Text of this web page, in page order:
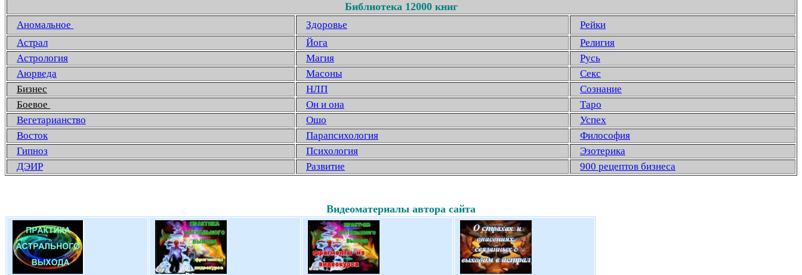
Библиотека 12000 книг
Аномальное Здоровье
Рейки
Астрал
Йога
Религия
Астрология
Магия
Русь
Аюрведа
Масоны
Секс
Бизнес
НЛП
Сознание
Боевое
Он и она
Таро
Вегетарианство
Ошо
Успех
Восток
Парапсихология
Философия
Гипноз
Психология
Эзотерика
ДЭИР
Развитие 900 рецептов бизнеса
Видеоматериалы автора сайта